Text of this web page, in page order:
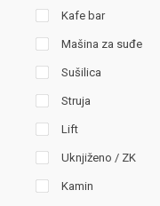
Kafe bar
Mašina za suđe
Sušilica
Struja
Lift
Uknjiženo / ZK
Kamin